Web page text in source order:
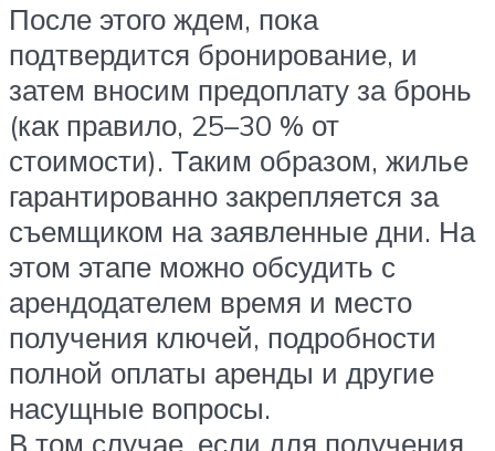
После этого ждем, пока
подтвердится бронирование, и
затем вносим предоплату за бронь
(как правило, 25–30 % от
стоимости). Таким образом, жилье
гарантированно закрепляется за
съемщиком на заявленные дни. На
этом этапе можно обсудить с
арендодателем время и место
получения ключей, подробности
полной оплаты аренды и другие
насущные вопросы.
В том случае, если для получения